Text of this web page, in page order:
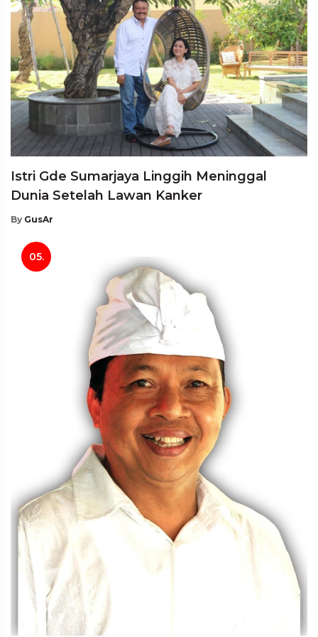
Istri Gde Sumarjaya Linggih Meninggal
Dunia Setelah Lawan Kanker
By GusAr
05.